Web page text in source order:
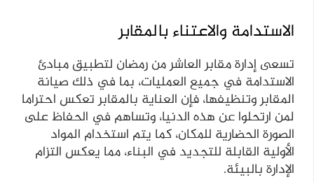
الاستدامة والاعتناء بالمقابر
تسعى إدارة مقابر العاشر من رمضان لتطبيق مبادئ
الاستدامة في جميع العمليات، بما في ذلك صيانة
المقابر وتنظيفها، فإن العناية بالمقابر تعكس احتراما
لمن ارتحلوا عن هذه الدنيا، وتساهم في الحفاظ على
الصورة الحضارية للمكان، كما يتم استخدام المواد
الأولية القابلة للتجديد في البناء، مما يعكس التزام
الإدارة بالبيئة.